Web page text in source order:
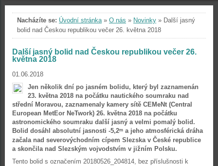
Nacházíte se: Úvodní stránka» O nás » Novinky » Další jasný
bolid nad Českou republikou večer 26. května 2018
Další jasný bolid nad Českou republikou večer 26.
května 2018
01.06.2018
Jen několik dní po jasném bolidu, který byl zaznamenán
23. května 2018 na počátku nautického soumraku nad
střední Moravou, zaznamenaly kamery sítě CEMeNt (Central
European MetEor NeTwork) 26. května 2018 na počátku
astronomického soumraku další jasný a velmi pomalý bolid.
Bolid dosáhl absolutní jasnosti -5,2m a jeho atmosférická dráha
začala nad severovýchodním cípem Slezska v České republice
a skončila nad Slezským vojvodstvím v jižním Polsku.
Tento bolid s označením 20180526_204814, bez příslušnosti k